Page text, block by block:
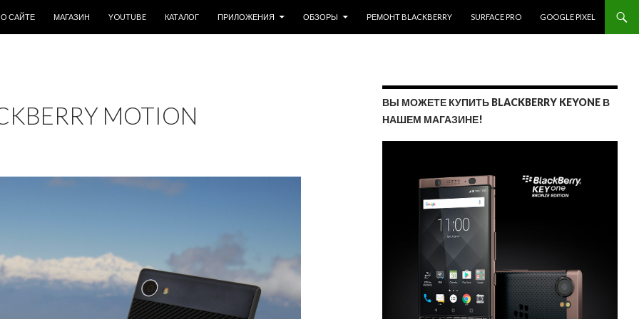
О САЙТЕ
МАГАЗИН YOUTUBE КАТАЛОГ ПРИЛОЖЕНИЯ ОБЗОРЫ РЕМОНТ BLACKBERRY SURFACE PRO GOOGLE PIXEL
MOTION
ВЫ МОЖЕТЕ КУПИТЬ BLACKBERRY KEYONE В
НАШЕМ МАГАЗИНЕ!